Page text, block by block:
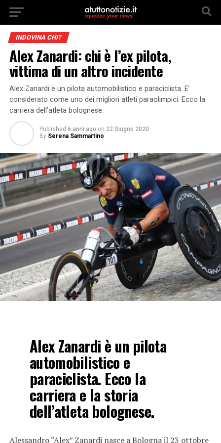
INDOVINA CHI?
Alex Zanardi: chi è l’ex pilota,
vittima di un altro incidente
Alex Zanardi è un pilota automobilistico e paraciclista. E’
considerato come uno dei migliori atleti paraolimpici. Ecco la
carriera dell’atleta bolognese.
Published 6 anni ago on 22 Giugno 2020
By Serena Sammartino
Alex Zanardi è un pilota
automobilistico e
paraciclista. Ecco la
carriera e la storia
dell’atleta bolognese.
Alessandro “Alex” Zanardi nasce a Bologna il 23 ottobre